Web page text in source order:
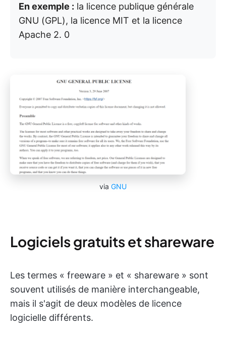
En exemple : la licence publique générale
GNU (GPL), la licence MIT et la licence
Apache 2. 0
via GNU
Logiciels gratuits et shareware
Les termes « freeware » et « shareware » sont
souvent utilisés de manière interchangeable,
mais il s'agit de deux modèles de licence
logicielle différents.